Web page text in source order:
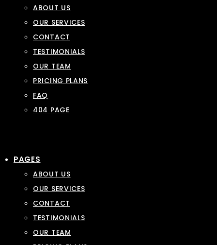
ABOUT US
OUR SERVICES
CONTACT
TESTIMONIALS
OUR TEAM
PRICING PLANS
FAQ
404 PAGE
PAGES
ABOUT US
OUR SERVICES
CONTACT
TESTIMONIALS
OUR TEAM